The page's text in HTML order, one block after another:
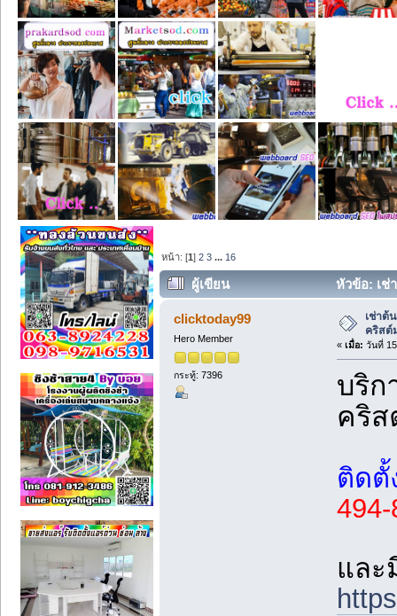
หน้า: [1]2 3 ... 16
ผู้เขียน
หัวข้อ: เช่
57752 ครั้ง)
clicktoday99
Hero Member
กระทู้: 7396
เช่าต้
คริสต์
« เมื่อ: วันที่
บริก
คริ
ติดตั้
และ